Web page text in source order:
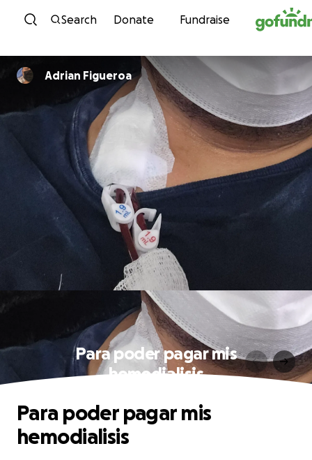
Skip to content
Search Donate Fundraise
Adrian Figueroa
Para poder pagar mis
hemodialisis
Para poder pagar mis
hemodialisis